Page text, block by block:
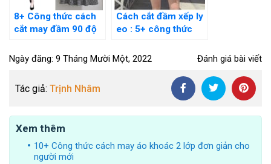
8+ Công thức cách
cắt may đầm 90 độ
dễ
Cách cắt đầm xếp ly
eo : 5+ công thức
mới
Ngày đăng: 9 Tháng Mười Một, 2022 Đánh giá bài viết
Tác giả: Trịnh Nhâm
Xem thêm
10+ Công thức cách may áo khoác 2 lớp đơn giản cho
người mới